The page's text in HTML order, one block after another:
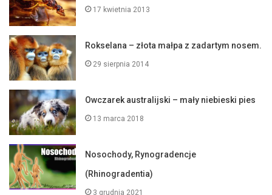
17 kwietnia 2013
Rokselana – złota małpa z zadartym nosem.
29 sierpnia 2014
Owczarek australijski – mały niebieski pies
13 marca 2018
Nosochody, Rynogradencje
(Rhinogradentia)
3 grudnia 2021